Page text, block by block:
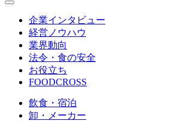
企業インタビュー
経営ノウハウ
業界動向
法令・食の安全
お役立ち
FOODCROSS
飲食・宿泊
卸・メーカー